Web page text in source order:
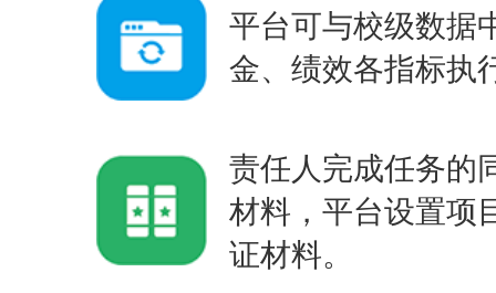
平台可与校级数据
金、绩效各指标执
责任人完成任务的
材料，平台设置项
证材料。